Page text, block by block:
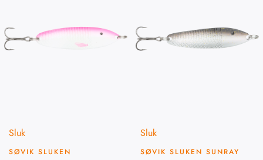
Sluk
SØVIK SLUKEN
Sluk
SØVIK SLUKEN SUNRAY